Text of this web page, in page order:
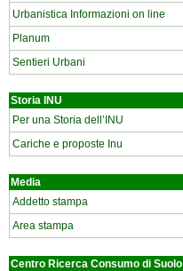
Urbanistica Informazioni on line
Planum
Sentieri Urbani
Storia INU
Per una Storia dell’INU
Cariche e proposte Inu
Media
Addetto stampa
Area stampa
Centro Ricerca Consumo di Suolo